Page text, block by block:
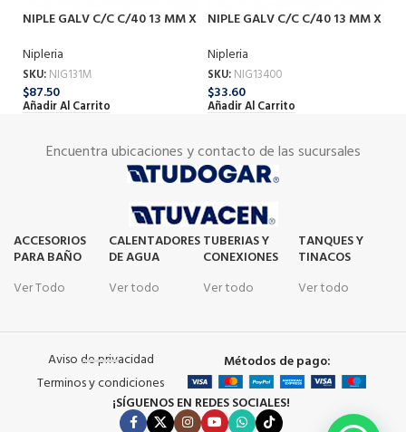
NIPLE GALV C/C C/40 13 MM X
Nipleria
SKU: NIG131M
$87.50
Añadir Al Carrito
NIPLE GALV C/C C/40 13 MM X
Nipleria
SKU: NIG13400
$33.60
Añadir Al Carrito
Encuentra ubicaciones y contacto de las sucursales
ACCESORIOS
PARA BAÑO
Ver Todo
CALENTADORES
DE AGUA
Ver todo
TUBERIAS Y
CONEXIONES
Ver todo
TANQUES Y
TINACOS
Ver todo
Aviso de privacidad
Terminos y condiciones
Métodos de pago:
¡SÍGUENOS EN REDES SOCIALES!